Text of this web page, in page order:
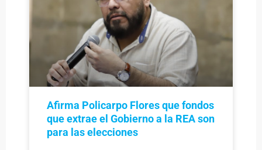
Afirma Policarpo Flores que fondos
que extrae el Gobierno a la REA son
para las elecciones